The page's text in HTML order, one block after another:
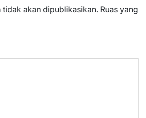
tidak akan dipublikasikan. Ruas yang